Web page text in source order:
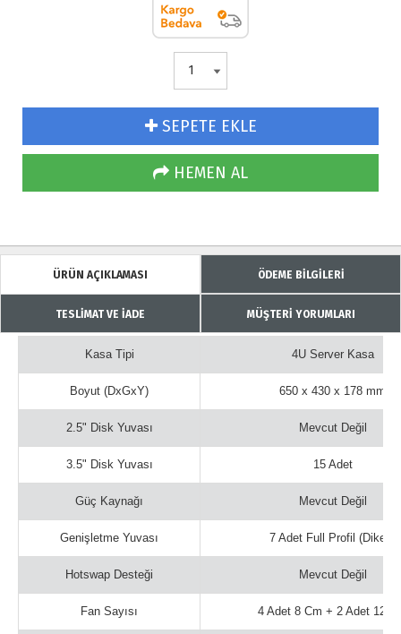
SEPETE EKLE
HEMEN AL
ÜRÜN AÇIKLAMASI ÖDEME BİLGİLERİ
TESLİMAT VE İADE MÜŞTERİ YORUMLARI
Kasa Tipi 4U Server Kasa
Boyut (DxGxY) 650 x 430 x 178 mm
2.5" Disk Yuvası Mevcut Değil
3.5" Disk Yuvası 15 Adet
Güç Kaynağı Mevcut Değil
Genişletme Yuvası 7 Adet Full Profil (Dikey)
Hotswap Desteği Mevcut Değil
Fan Sayısı 4 Adet 8 Cm + 2 Adet 12